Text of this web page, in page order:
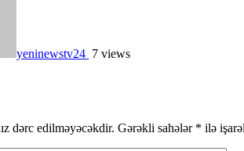
yeninewstv24 7 views
dərc edilməyəcəkdir. Gərəkli sahələr * ilə